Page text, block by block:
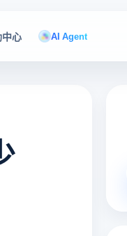
心 AI Agent